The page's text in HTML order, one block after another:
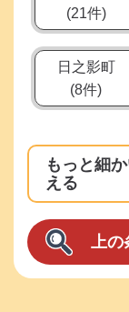
(21件)
日之影町
(8件)
もっと細
える